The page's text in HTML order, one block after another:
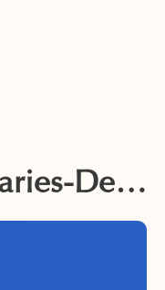
Hotel Saintes-Maries-De-La-Mer